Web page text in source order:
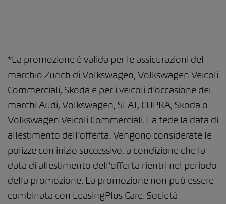
*La promozione è valida per le assicurazioni del
marchio Zürich di Volkswagen, Volkswagen Veicoli
Commerciali, Skoda e per i veicoli d’occasione dei
marchi Audi, Volkswagen, SEAT, CUPRA, Skoda o
Volkswagen Veicoli Commerciali. Fa fede la data di
allestimento dell’offerta. Vengono considerate le
polizze con inizio successivo, a condizione che la
data di allestimento dell’offerta rientri nel periodo
della promozione. La promozione non può essere
combinata con LeasingPlus Care. Società